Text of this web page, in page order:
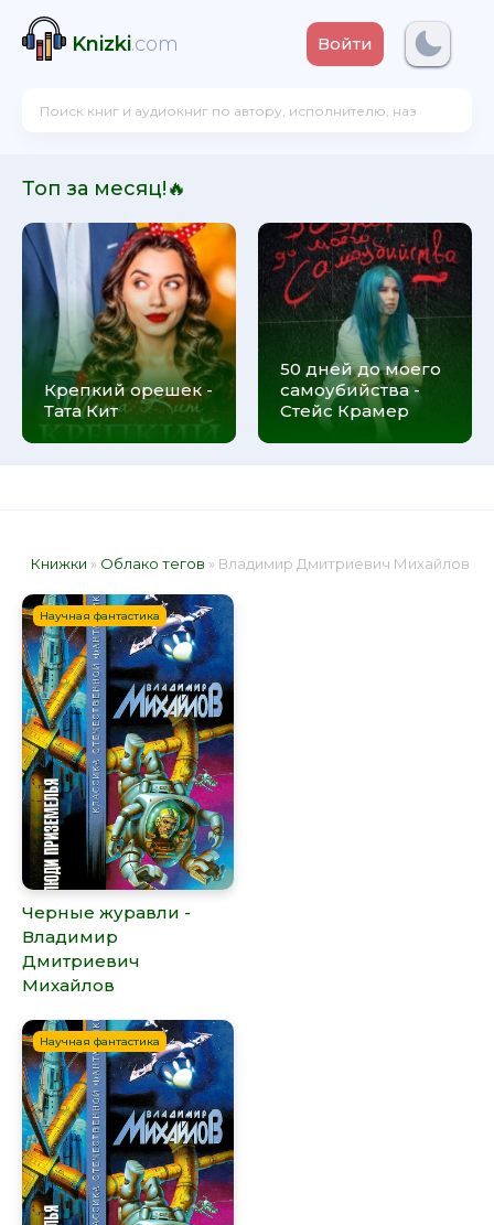
Knizki.com Войти
Топ за месяц!🔥
Крепкий орешек -
Тата Кит
50 дней до моего
самоубийства -
Стейс Крамер
Книжки » Облако тегов » Владимир Дмитриевич Михайлов
Научная фантастика
Черные журавли -
Владимир
Дмитриевич
Михайлов
Научная фантастика